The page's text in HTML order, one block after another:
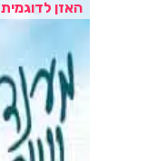
האזן לדוגמית